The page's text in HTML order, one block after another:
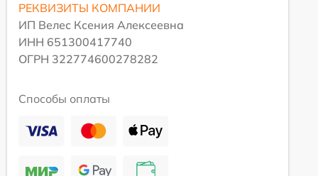
РЕКВИЗИТЫ КОМПАНИИ
ИП Велес Ксения Алексеевна
ИНН 651300417740
ОГРН 322774600278282
Способы оплаты